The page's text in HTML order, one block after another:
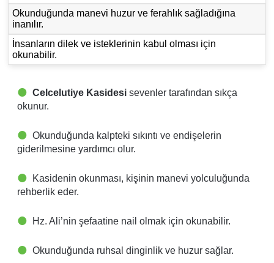
Okunduğunda manevi huzur ve ferahlık sağladığına
inanılır.
İnsanların dilek ve isteklerinin kabul olması için
okunabilir.
Celcelutiye Kasidesi sevenler tarafından sıkça
okunur.
Okunduğunda kalpteki sıkıntı ve endişelerin
giderilmesine yardımcı olur.
Kasidenin okunması, kişinin manevi yolculuğunda
rehberlik eder.
Hz. Ali’nin şefaatine nail olmak için okunabilir.
Okunduğunda ruhsal dinginlik ve huzur sağlar.